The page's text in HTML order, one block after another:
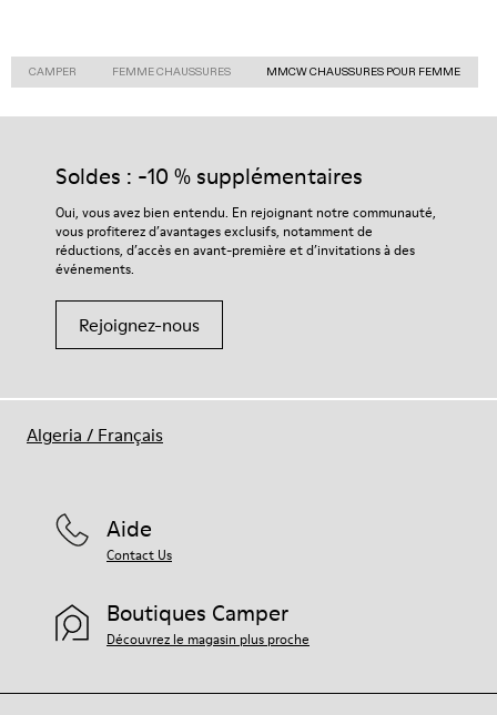
CAMPER FEMME CHAUSSURES MMCW CHAUSSURES POUR FEMME
Soldes : -10 % supplémentaires
Oui, vous avez bien entendu. En rejoignant notre communauté,
vous profiterez d’avantages exclusifs, notamment de
réductions, d’accès en avant-première et d’invitations à des
événements.
Rejoignez-nous
Aide
Contact Us
Boutiques Camper
Découvrez le magasin plus proche
Algeria / Français